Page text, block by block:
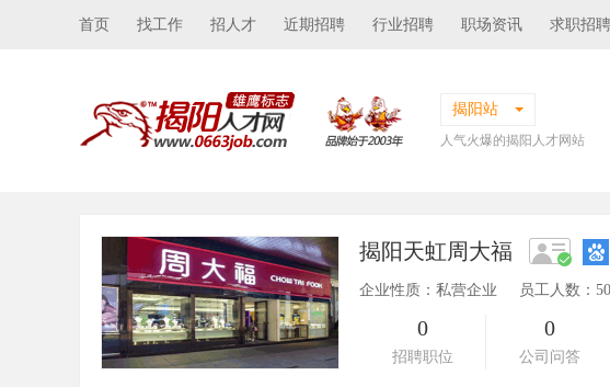
首页 找工作 招人才 近期招聘 行业招聘 职场资讯 求职招
揭阳站
人气火爆的揭阳人才网站
揭阳天虹周大福
企业性质：私营企业 员工人数：
0
招聘职位
0
公司问答